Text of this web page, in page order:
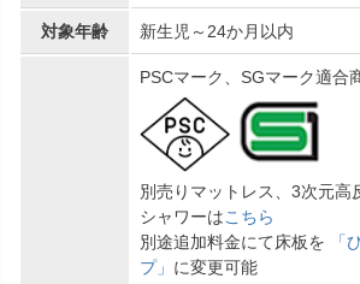
対象年齢 新生児～24か月以内
PSCマーク、SGマーク適合
別売りマットレス、3次元高
シャワーはこちら
別途追加料金にて床板を
「
プ」 に変更可能